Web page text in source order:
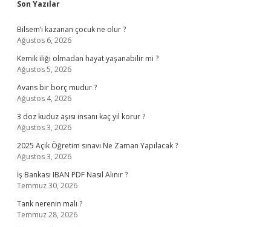
Sidebar
Son Yazılar
Bilsem’i kazanan çocuk ne olur ?
Ağustos 6, 2026
Kemik iliği olmadan hayat yaşanabilir mi ?
Ağustos 5, 2026
Avans bir borç mudur ?
Ağustos 4, 2026
3 doz kuduz aşısı insanı kaç yıl korur ?
Ağustos 3, 2026
2025 Açık Öğretim sınavı Ne Zaman Yapılacak ?
Ağustos 3, 2026
İş Bankası IBAN PDF Nasıl Alınır ?
Temmuz 30, 2026
Tank nerenin malı ?
Temmuz 28, 2026